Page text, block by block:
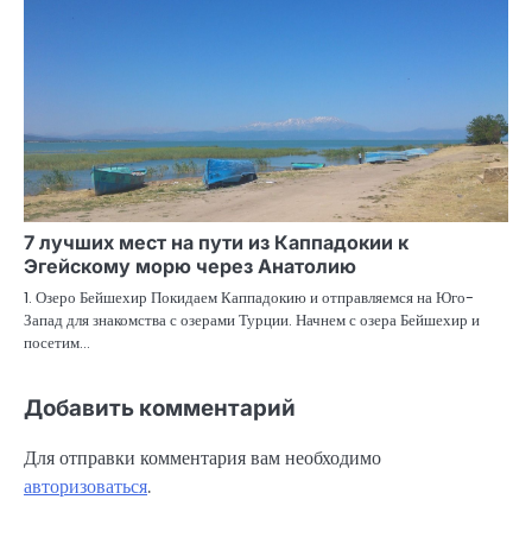
7 лучших мест на пути из Каппадокии к
Эгейскому морю через Анатолию
1. Озеро Бейшехир Покидаем Каппадокию и отправляемся на Юго-
Запад для знакомства с озерами Турции. Начнем с озера Бейшехир и
посетим…
Добавить комментарий
Для отправки комментария вам необходимо
авторизоваться.